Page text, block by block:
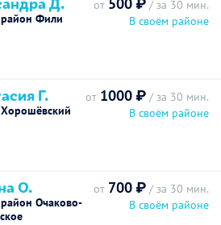
Фили
от
/ за 30 мин.
В своём районе
Г. от 1000 ₽ / за 30 мин.
В своём районе
О.
Очаково-
от 700 ₽ / за 30 мин.
В своём районе